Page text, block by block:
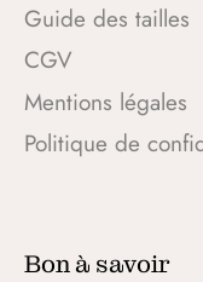
Guide des tailles
CGV
Mentions légales
Politique de
Bon à savoir